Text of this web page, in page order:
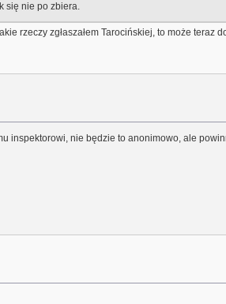
się nie po zbiera.
rzeczy zgłaszałem Tarocińskiej, to może teraz
inspektorowi, nie będzie to anonimowo, ale